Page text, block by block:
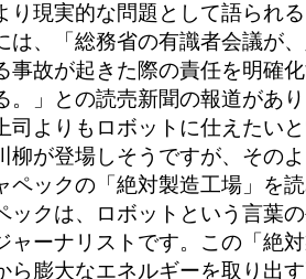
り現実的な問題として語られ
は、「総務省の有識者会議が
事故が起きた際の責任を明確
。」との読売新聞の報道があ
司よりもロボットに仕えたい
柳が登場しそうですが、その
ペックの「絶対製造工場」を
ックは、ロボットという言葉
ャーナリストです。この「絶
ら膨大なエネルギーを取り出